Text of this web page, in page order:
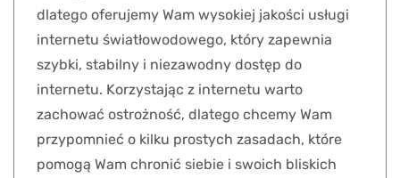
dlatego oferujemy Wam wysokiej jakości usługi
internetu światłowodowego, który zapewnia
szybki, stabilny i niezawodny dostęp do
internetu. Korzystając z internetu warto
zachować ostrożność, dlatego chcemy Wam
przypomnieć o kilku prostych zasadach, które
pomogą Wam chronić siebie i swoich bliskich